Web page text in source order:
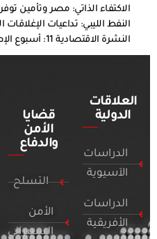
الاكتفاء الذاتي: مصر وتأمين توفر
النفط الليبي: تداعيات الإغلاقات
النشرة الاقتصادية 11: أسبوع الإصلاح الاقتصادي
العلاقات
الدولية
الدراسات
الآسيوية
الدراسات
الأفريقية
قضايا
الأمن
والدفاع
التسلح
الأمن
السيبراني